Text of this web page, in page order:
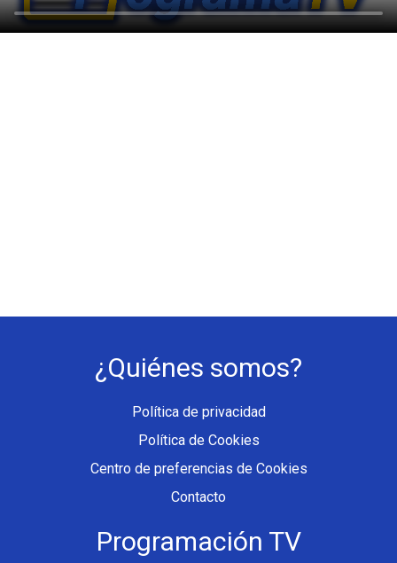
¿Quiénes somos?
Política de privacidad
Política de Cookies
Centro de preferencias de Cookies
Contacto
Programación TV